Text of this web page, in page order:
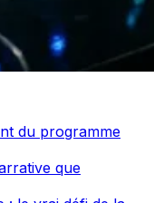
du programme
que